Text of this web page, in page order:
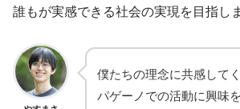
誰もが実感できる社会の実現を目指し
僕たちの理念に共感して
パゲーノでの活動に興味